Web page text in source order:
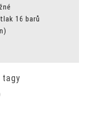
16 barů
tagy